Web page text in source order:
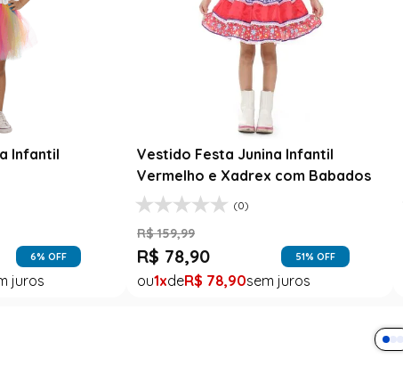
Infantil
6% OFF
Vestido Festa Junina Infantil
Vermelho e Xadrex com Babados
(0)
R$ 159,99
R$ 78,90 51% OFF
1 R$ 78,90